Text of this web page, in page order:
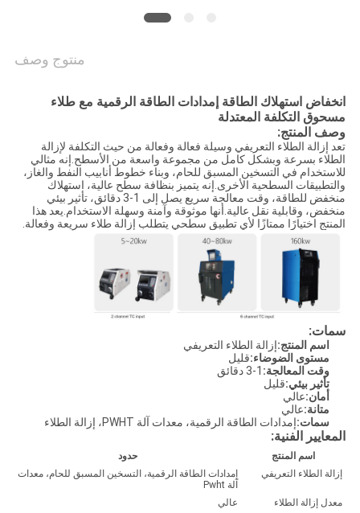
منتوج وصف
انخفاض استهلاك الطاقة إمدادات الطاقة الرقمية مع طلاء
مسحوق التكلفة المعتدلة
وصف المنتج:
تعد إزالة الطلاء التعريفي وسيلة فعالة وفعالة من حيث التكلفة لإزالة
الطلاء بسرعة وبشكل كامل من مجموعة واسعة من الأسطح.إنه مثالي
للاستخدام في التسخين المسبق للحام، وبناء خطوط أنابيب النفط والغاز،
والتطبيقات السطحية الأخرى.إنه يتميز بنظافة سطح عالية، استهلاك
منخفض للطاقة، وقت معالجة سريع يصل إلى 1-3 دقائق، تأثير بيئي
منخفض، وقابلية نقل عالية.أنها موثوقة وآمنة وسهلة الاستخدام.يعد هذا
المنتج اختيارًا ممتازًا لأي تطبيق سطحي يتطلب إزالة طلاء سريعة وفعالة.
سمات:
اسم المنتج:إزالة الطلاء التعريفي
مستوى الضوضاء:قليل
وقت المعالجة: 1-3 دقائق
تأثير بيئي:قليل
أمان:عالي
متانة:عالي
سمات:إمدادات الطاقة الرقمية، معدات آلة PWHT، إزالة الطلاء
المعايير الفنية:
اسم المنتج
حدود
إزالة الطلاء التعريفي
إمدادات الطاقة الرقمية، التسخين المسبق للحام، معدات
آلة Pwht
معدل إزالة الطلاء
عالي